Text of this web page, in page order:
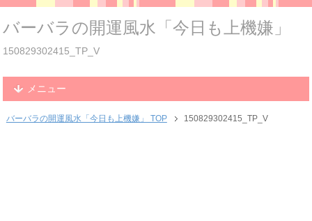
バーバラの開運風水「今日も上機嫌」
150829302415_TP_V
メニュー
バーバラの開運風水「今日も上機嫌」 TOP 150829302415_TP_V